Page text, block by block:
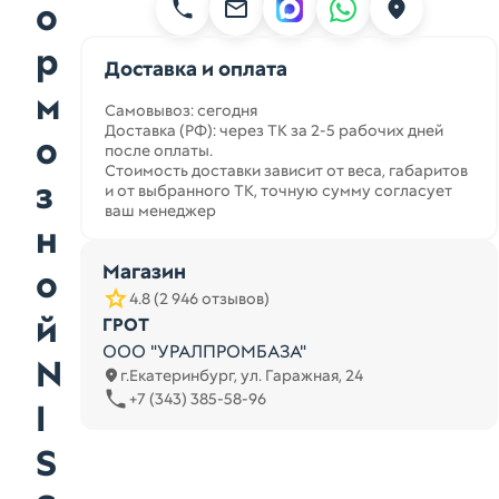
о
р
м
о
з
н
о
й
N
I
S
Доставка и оплата
Самовывоз: сегодня
Доставка (РФ): через ТК за 2-5 рабочих дней
после оплаты.
Стоимость доставки зависит от веса, габаритов
и от выбранного ТК, точную сумму согласует
ваш менеджер
Магазин
4.8 (2 946 отзывов)
ГРОТ
ООО "УРАЛПРОМБАЗА"
г.Екатеринбург, ул. Гаражная, 24
+7 (343) 385-58-96